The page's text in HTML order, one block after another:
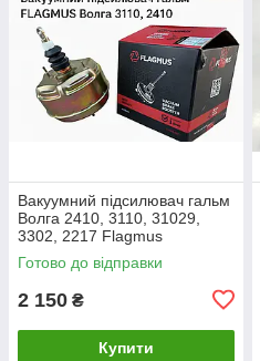
Вакуумний підсилювач гальм
Волга 2410, 3110, 31029,
3302, 2217 Flagmus
Готово до відправки
2 150 ₴
Купити